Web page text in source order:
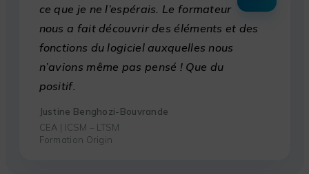
ce que je ne l’espérais. Le formateur
nous a fait découvrir des éléments et des
fonctions du logiciel auxquelles nous
n’avions même pas pensé ! Que du
positif.
Justine Benghozi-Bouvrande
CEA | ICSM – LTSM
Formation Origin